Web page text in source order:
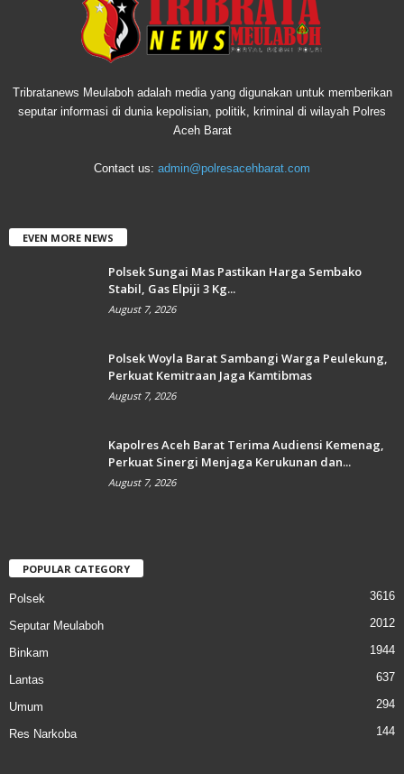
Tribratanews Meulaboh adalah media yang digunakan untuk memberikan
seputar informasi di dunia kepolisian, politik, kriminal di wilayah Polres
Aceh Barat
Contact us: admin@polresacehbarat.com
EVEN MORE NEWS
Polsek Sungai Mas Pastikan Harga Sembako
Stabil, Gas Elpiji 3 Kg...
August 7, 2026
Polsek Woyla Barat Sambangi Warga Peulekung,
Perkuat Kemitraan Jaga Kamtibmas
August 7, 2026
Kapolres Aceh Barat Terima Audiensi Kemenag,
Perkuat Sinergi Menjaga Kerukunan dan...
August 7, 2026
POPULAR CATEGORY
Polsek 3616
Seputar Meulaboh 2012
Binkam 1944
Lantas 637
Umum 294
Res Narkoba 144